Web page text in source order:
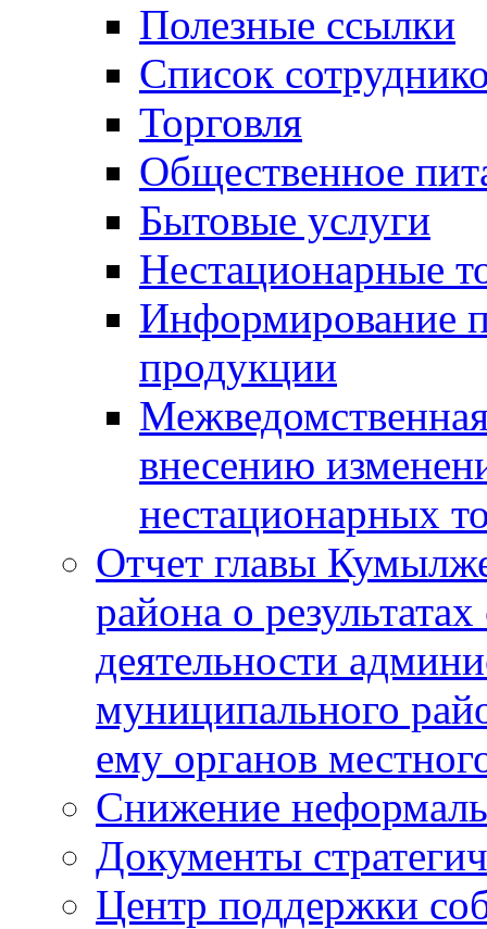
Полезные ссылки
Список
Торговля
Общественное
Бытовые услуги
Нестационарные
Информирование
продукции
внесению
нестационарных
Отчет главы
района о
деятельности
муниципального
ему органов
Снижение
Документы
Центр поддержки